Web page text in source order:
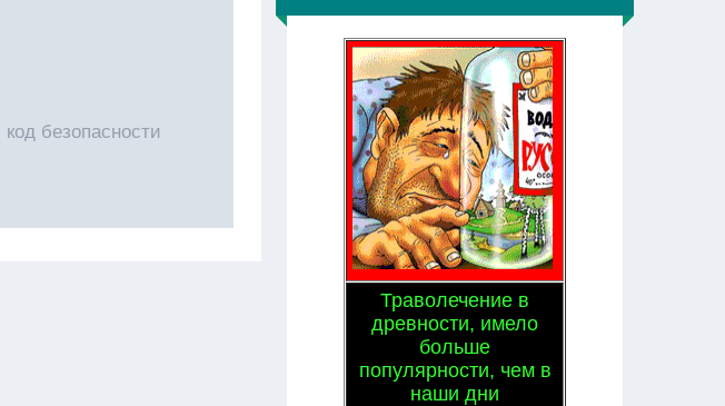
Траволечение в
древности, имело
больше
популярности, чем в
наши дни